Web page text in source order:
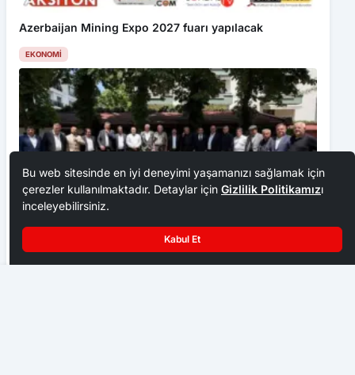
Azerbaijan Mining Expo 2027 fuarı yapılacak
EKONOMI
Ankara Ziraat Odaları; hububat alım fiyatları çiftçimizi
üzdü
Bu web sitesinde en iyi deneyimi yaşamanızı sağlamak için
çerezler kullanılmaktadır. Detaylar için Gizlilik Politikamızı
inceleyebilirsiniz.
Kabul Et